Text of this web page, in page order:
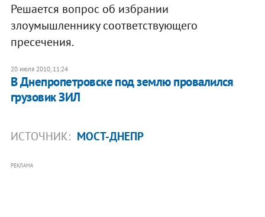
Решается вопрос об избрании
злоумышленнику соответствующего
пресечения.
20 июля 2010, 11:24
В Днепропетровске под землю провалился
грузовик ЗИЛ
ИСТОЧНИК: МОСТ-ДНЕПР
РЕКЛАМА